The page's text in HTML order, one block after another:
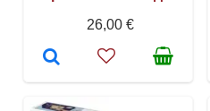
26,00 €